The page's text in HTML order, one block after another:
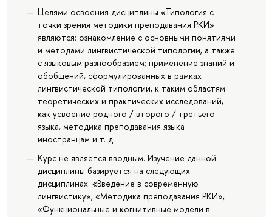
Целями освоения дисциплины «Типология с
точки зрения методики преподавания РКИ»
являются: ознакомление с основными понятиями
и методами лингвистической типологии, а также
с языковым разнообразием; применение знаний и
обобщений, сформулированных в рамках
лингвистической типологии, к таким областям
теоретических и практических исследований,
как усвоение родного / второго / третьего
языка, методика преподавания языка
иностранцам и т. д.
Курс не является вводным. Изучение данной
дисциплины базируется на следующих
дисциплинах: «Введение в современную
лингвистику», «Методика преподавания РКИ»,
«Функциональные и когнитивные модели в